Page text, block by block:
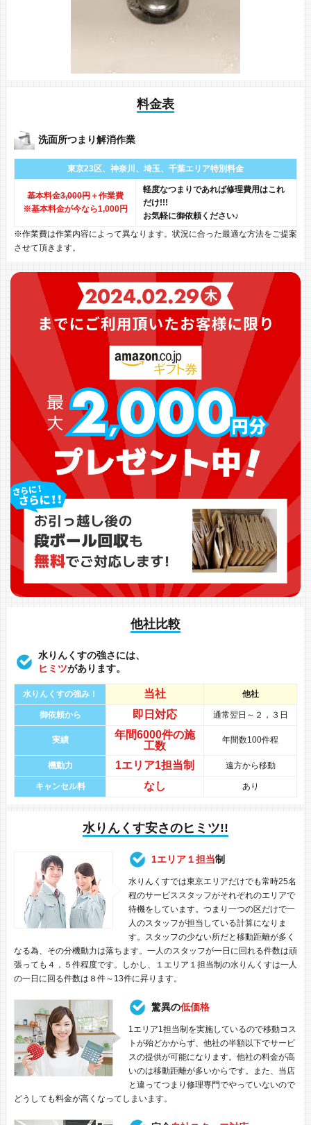
料金表
洗面所つまり解消作業
東京23区、神奈川、 埼玉、千葉エリア特別料金
基本料金3,000円＋作業費
※基本料金が今なら1,000円
軽度なつまりであれば修理費用はこれ
だけ!!!
お気軽に御依頼ください♪
※作業費は作業内容によって異なります。状況に合った最適な方法をご提案
させて頂きます。
他社比較
水りんくすの強さには、
ヒミツがあります。
水りんくすの強み！ 当社 他社
御依頼から 即日対応 通常翌日～２，３日
実績 年間6000件の施
工数
年間数100件程
機動力 1エリア1担当制 遠方から移動
キャンセル料 なし あり
水りんくす安さのヒミツ!!
1エリア１担当制
水りんくすでは東京エリアだけでも常時25名
程のサービススタッフがそれぞれのエリアで
待機をしています。つまり一つの区だけで一
人のスタッフが担当している計算になりま
す。スタッフの少ない所だと移動距離が多く
なる為、その分機動力は落ちます。一人のスタッフが一日に回れる件数は頑
張っても４，５件程度です。しかし、１エリア１担当制の水りんくすは一人
の一日に回る件数は８件～13件に昇ります。
驚異の低価格
1エリア1担当制を実施しているので移動コス
トが殆どかからず、他社の半額以下でサービ
スの提供が可能になります。他社の料金が高
いのは移動距離が多いからです。また、当店
と違ってつまり修理専門でやっていないので
どうしても料金が高くなってしまいます。